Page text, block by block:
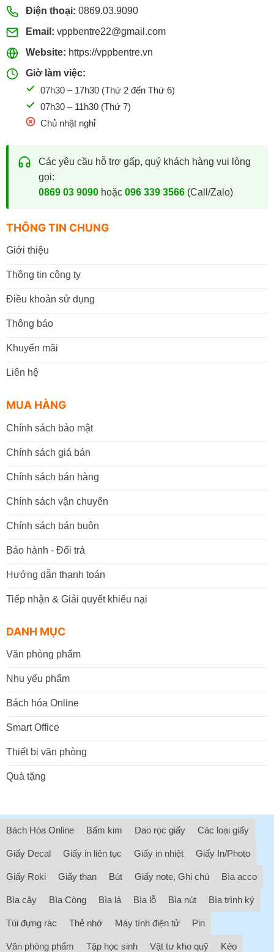
Điện thoại: 0869.03.9090
Email: vppbentre22@gmail.com
Website: https://vppbentre.vn
Giờ làm việc:
07h30 – 17h30 (Thứ 2 đến Thứ 6)
07h30 – 11h30 (Thứ 7)
Chủ nhật nghỉ
Các yêu cầu hỗ trợ gấp, quý khách hàng vui lòng
gọi:
0869 03 9090hoặc 096 339 3566(Call/Zalo)
THÔNG TIN CHUNG
Giới thiệu
Thông tin công ty
Điều khoản sử dụng
Thông báo
Khuyến mãi
Liên hệ
MUA HÀNG
Chính sách bảo mật
Chính sách giá bán
Chính sách bán hàng
Chính sách vận chuyển
Chính sách bán buôn
Bảo hành - Đổi trả
Hướng dẫn thanh toán
Tiếp nhận & Giải quyết khiếu nại
DANH MỤC
Văn phòng phẩm
Nhu yếu phẩm
Bách hóa Online
Smart Office
Thiết bị văn phòng
Quà tặng
Bách Hóa Online Bấm kim Dao rọc giấy Các loại giấy
Giấy Decal Giấy in liên tục Giấy in nhiệt Giấy In/Photo
Giấy Roki Giấy than Bút Giấy note, Ghi chú Bìa acco
Bìa cây Bìa Còng Bìa lá Bìa lỗ Bìa nút Bìa trình ký
Túi đựng rác Thẻ nhớ Máy tính điện tử Pin
Văn phòng phẩm Tập học sinh Vật tư kho quỹ Kéo